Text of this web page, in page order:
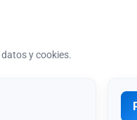
y cookies.